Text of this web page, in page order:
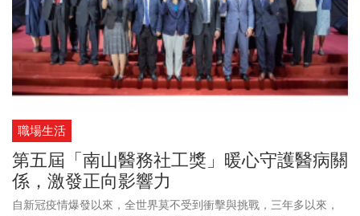
職場生活
第五屆「南山醫務社工獎」暖心守護醫病關
係，激發正向影響力
自新冠疫情爆發以來，全世界莫不受到衝擊與挑戰，三年多以來，